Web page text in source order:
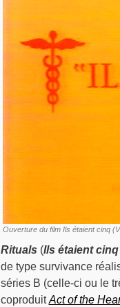
Ouverture du film Ils étaient cinq
Rituals (Ils étaient cinq
de type survivance
séries B (celle-ci ou le
coproduitAct of the